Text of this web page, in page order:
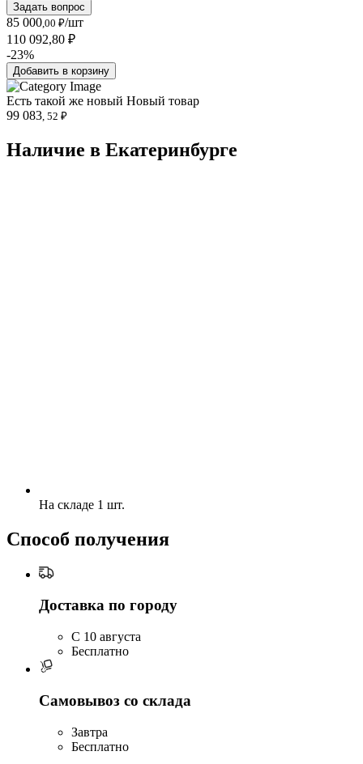
Задать вопрос
85 000,00 ₽/шт
110 092,80 ₽
-23%
Добавить в корзину
Есть такой же новый Новый товар
99 083, 52 ₽
Наличие в Екатеринбургe
На складе 1 шт.
Способ получения
Доставка по городу
C 10 августа
Бесплатно
Самовывоз со склада
Завтра
Бесплатно